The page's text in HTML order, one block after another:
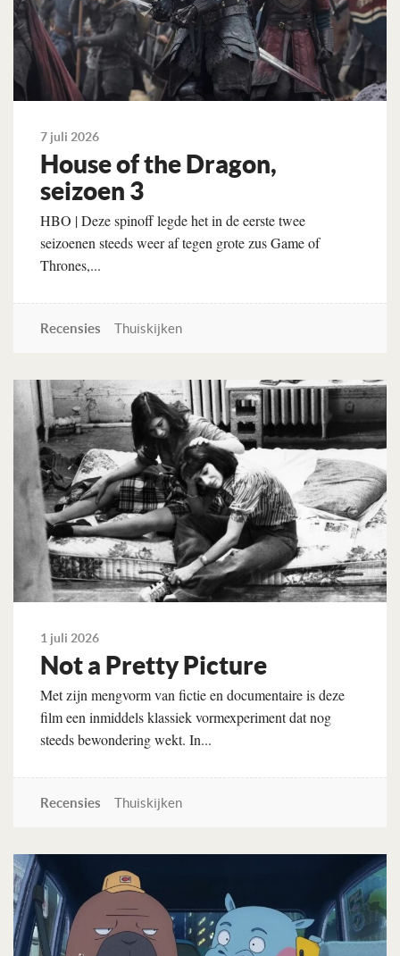
7 juli 2026
House of the Dragon,
seizoen 3
HBO | Deze spinoff legde het in de eerste twee
seizoenen steeds weer af tegen grote zus Game of
Thrones,...
Recensies Thuiskijken
Lees verder
1 juli 2026
Not a Pretty Picture
Met zijn mengvorm van fictie en documentaire is deze
film een inmiddels klassiek vormexperiment dat nog
steeds bewondering wekt. In...
Recensies Thuiskijken
Lees verder